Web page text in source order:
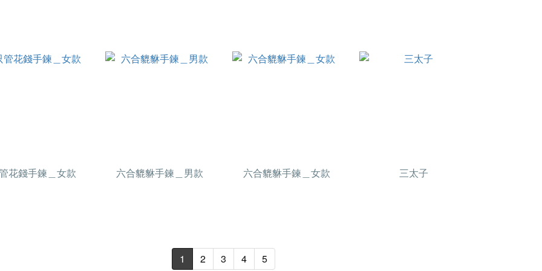
花錢手鍊＿女款 六合貔貅手鍊＿男款 六合貔貅手鍊＿女款 三太子
1 2 3 4 5